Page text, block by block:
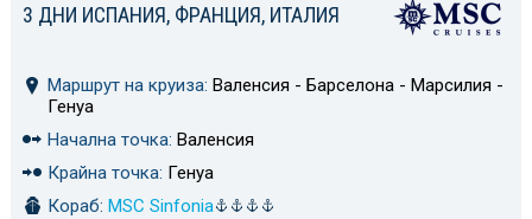
3 ДНИ ИСПАНИЯ, ФРАНЦИЯ, ИТАЛИЯ
Маршрут на круиза: Валенсия - Барселона - Марсилия -
Генуа
Начална точка: Валенсия
Крайна точка: Генуа
Кораб: MSC Sinfonia